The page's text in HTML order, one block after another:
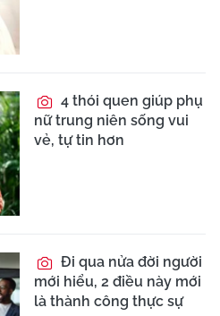
4 thói quen giúp phụ
nữ trung niên sống vui
vẻ, tự tin hơn
Đi qua nửa đời người
mới hiểu, 2 điều này mới
là thành công thực sự